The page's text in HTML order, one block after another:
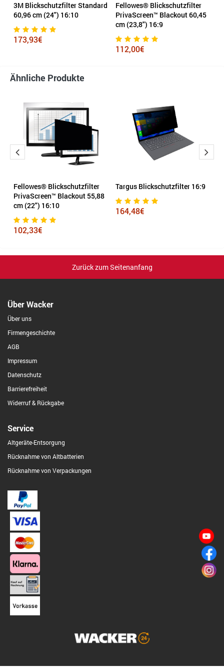
3M Blickschutzfilter Standard
60,96 cm (24") 16:10
173,93€
Fellowes® Blickschutzfilter
PrivaScreen™ Blackout 60,45
cm (23,8") 16:9
112,00€
Ähnliche Produkte
Fellowes® Blickschutzfilter
PrivaScreen™ Blackout 55,88
cm (22") 16:10
102,33€
Targus Blickschutzfilter 16:9
164,48€
Zurück zum Seitenanfang
Über Wacker
Über uns
Firmengeschichte
AGB
Impressum
Datenschutz
Barrierefreiheit
Widerruf & Rückgabe
Service
Altgeräte-Entsorgung
Rücknahme von Altbatterien
Rücknahme von Verpackungen